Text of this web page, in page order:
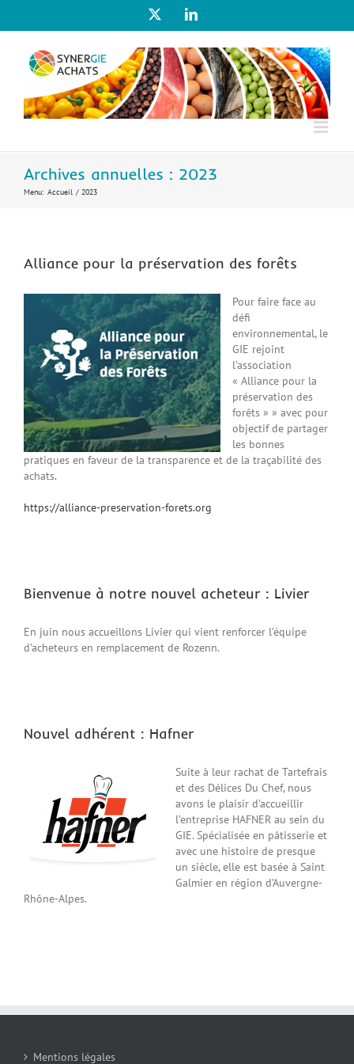
LinkedIn
Archives annuelles : 2023
Menu: Accueil 2023
Alliance pour la préservation des forêts
Pour faire face au
défi
environnemental, le
GIE rejoint
l’association
« Alliance pour la
préservation des
forêts » » avec pour
objectif de partager
les bonnes
pratiques en faveur de la transparence et de la traçabilité des
achats.
https://alliance-preservation-forets.org
Bienvenue à notre nouvel acheteur : Livier
En juin nous accueillons Livier qui vient renforcer l’équipe
d’acheteurs en remplacement de Rozenn.
Nouvel adhérent : Hafner
Suite à leur rachat de Tartefrais
et des Délices Du Chef, nous
avons le plaisir d’accueillir
l’entreprise HAFNER au sein du
GIE. Spécialisée en pâtisserie et
avec une histoire de presque
un siècle, elle est basée à Saint
Galmier en région d’Auvergne-
Rhône-Alpes.
Mentions légales